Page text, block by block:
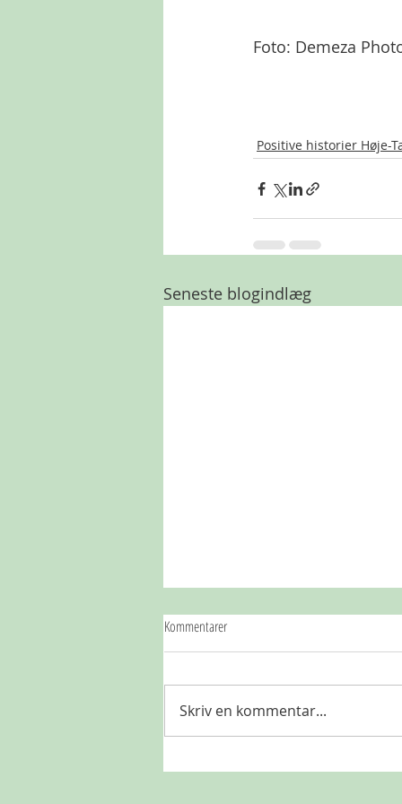
Foto: Demeza
Positive historier Høje-
Seneste blogindlæg
Så er der et lokalt energifællesskab
Kommentarer
Skriv en kommentar...